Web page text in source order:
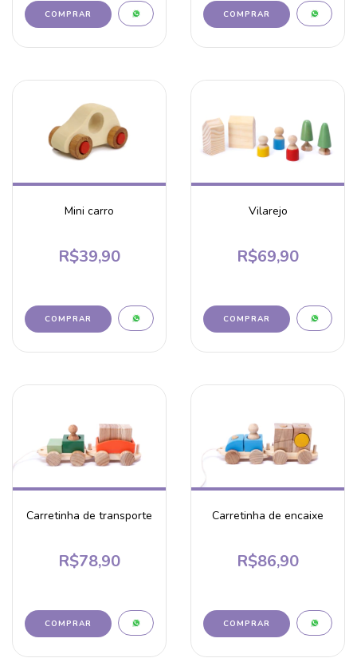
Mini carro
R$39,90
Vilarejo
R$69,90
Carretinha de transporte
R$78,90
Carretinha de encaixe
R$86,90